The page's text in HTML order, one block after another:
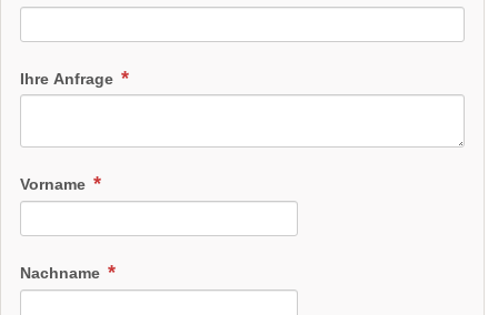
Ihre Anfrage
Vorname
Nachname